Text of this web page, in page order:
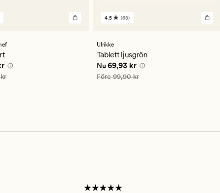
pris
68
ett
genomsnittligt
betyg
på
4.5
4.5 (68)
Ulrikke
Tablett ljusgrön
Nuvarande pris
Nu 69,93 kr
Ordinarie pris
Före99,90 kr